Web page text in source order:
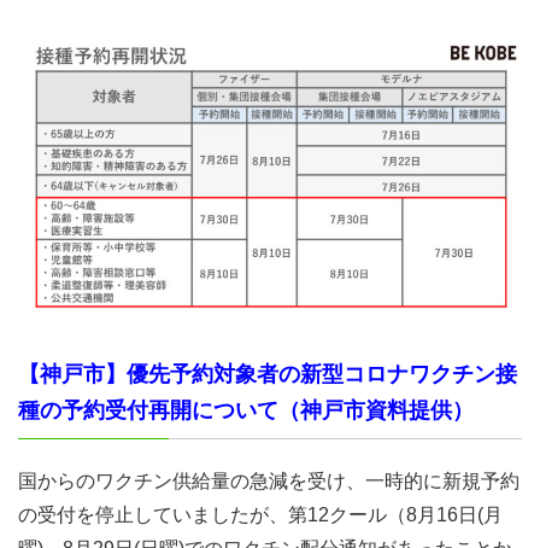
【神戸市】優先予約対象者の新型コロナワクチン接
種の予約受付再開について（神戸市資料提供）
国からのワクチン供給量の急減を受け、一時的に新規予約
の受付を停止していましたが、第12クール（8月16日(月